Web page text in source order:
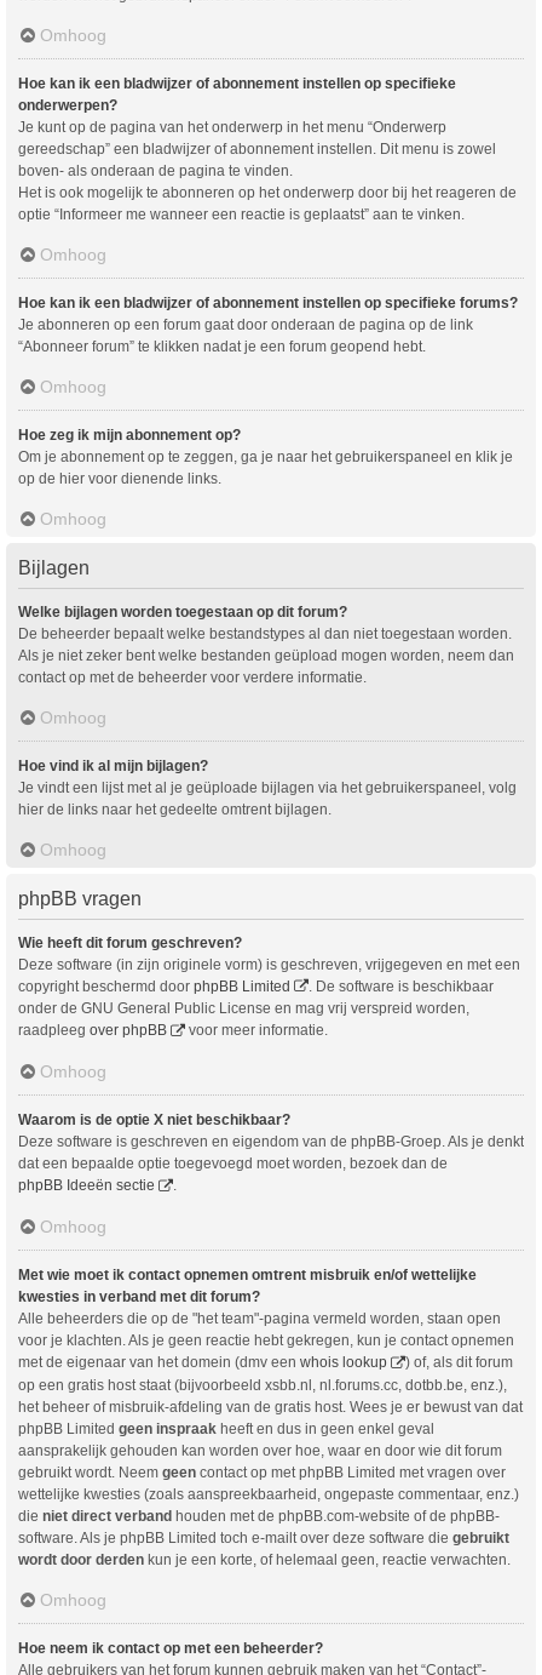
Omhoog
Hoe kan ik een bladwijzer of abonnement instellen op specifieke
onderwerpen?
Je kunt op de pagina van het onderwerp in het menu “Onderwerp
gereedschap” een bladwijzer of abonnement instellen. Dit menu is zowel
boven- als onderaan de pagina te vinden.
Het is ook mogelijk te abonneren op het onderwerp door bij het reageren de
optie “Informeer me wanneer een reactie is geplaatst” aan te vinken.
Omhoog
Hoe kan ik een bladwijzer of abonnement instellen op specifieke forums?
Je abonneren op een forum gaat door onderaan de pagina op de link
“Abonneer forum” te klikken nadat je een forum geopend hebt.
Omhoog
Hoe zeg ik mijn abonnement op?
Om je abonnement op te zeggen, ga je naar het gebruikerspaneel en klik je
op de hier voor dienende links.
Omhoog
Bijlagen
Welke bijlagen worden toegestaan op dit forum?
De beheerder bepaalt welke bestandstypes al dan niet toegestaan worden.
Als je niet zeker bent welke bestanden geüpload mogen worden, neem dan
contact op met de beheerder voor verdere informatie.
Omhoog
Hoe vind ik al mijn bijlagen?
Je vindt een lijst met al je geüploade bijlagen via het gebruikerspaneel, volg
hier de links naar het gedeelte omtrent bijlagen.
Omhoog
phpBB vragen
Wie heeft dit forum geschreven?
Deze software (in zijn originele vorm) is geschreven, vrijgegeven en met een
copyright beschermd door phpBB Limited
. De software is beschikbaar
onder de GNU General Public License en mag vrij verspreid worden,
raadpleeg over phpBB voor meer informatie.
Omhoog
Waarom is de optie X niet beschikbaar?
Deze software is geschreven en eigendom van de phpBB-Groep. Als je denkt
dat een bepaalde optie toegevoegd moet worden, bezoek dan de
phpBB Ideeën sectie
.
Omhoog
Met wie moet ik contact opnemen omtrent misbruik en/of wettelijke
kwesties in verband met dit forum?
Alle beheerders die op de "het team"-pagina vermeld worden, staan open
voor je klachten. Als je geen reactie hebt gekregen, kun je contact opnemen
met de eigenaar van het domein (dmv een whois lookup
) of, als dit forum
op een gratis host staat (bijvoorbeeld xsbb.nl, nl.forums.cc, dotbb.be, enz.),
het beheer of misbruik-afdeling van de gratis host. Wees je er bewust van dat
phpBB Limited geen inspraak heeft en dus in geen enkel geval
aansprakelijk gehouden kan worden over hoe, waar en door wie dit forum
gebruikt wordt. Neem geen contact op met phpBB Limited met vragen over
wettelijke kwesties (zoals aanspreekbaarheid, ongepaste commentaar, enz.)
die niet direct verband houden met de phpBB.com-website of de phpBB-
software. Als je phpBB Limited toch e-mailt over deze software die gebruikt
wordt door derden kun je een korte, of helemaal geen, reactie verwachten.
Omhoog
Hoe neem ik contact op met een beheerder?
Alle gebruikers van het forum kunnen gebruik maken van het “Contact”-